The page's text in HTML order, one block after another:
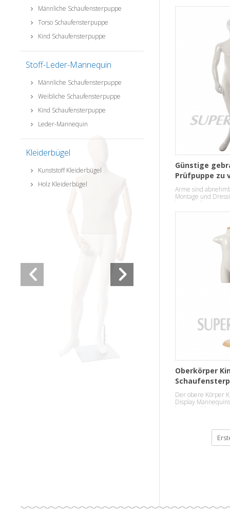
Männliche Schaufensterpuppe
Torso Schaufensterpuppe
Kind Schaufensterpuppe
Stoff-Leder-Mannequin
Männliche Schaufensterpuppe
Weibliche Schaufensterpuppe
Kind Schaufensterpuppe
Leder-Mannequin
Kleiderbügel
Kunststoff Kleiderbügel
Holz Kleiderbügel
Günstige
Prüfpuppe zu
Arme sind
Montage und
hergestellt.
Oberkörper
Verkauf
Der obere Körper
Display
beste Wahl.